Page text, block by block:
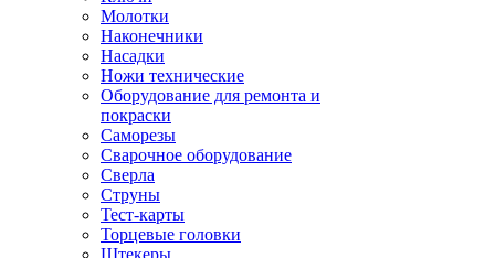
Молотки
Наконечники
Насадки
Ножи технические
Оборудование для ремонта и
покраски
Саморезы
Сварочное оборудование
Сверла
Струны
Тест-карты
Торцевые головки
Штекеры